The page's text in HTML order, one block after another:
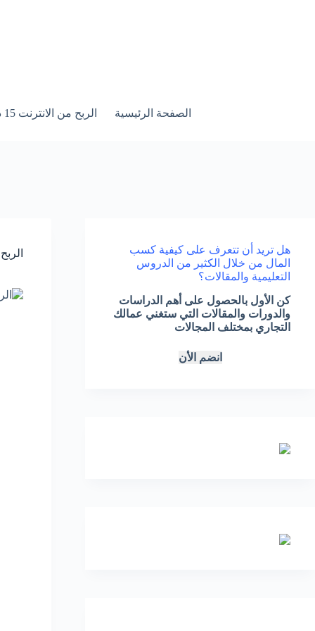
الصفحة الرئيسية الربح من الانترنت 15 درس خطوة بخطوة
الربح
هل تريد أن تتعرف على كيفية كسب
المال من خلال الكثير من الدروس
التعليمية والمقالات؟
كن الأول بالحصول على أهم الدراسات
والدورات والمقالات التي ستغني عمالك
التجاري بمختلف المجالات
انضم الأن